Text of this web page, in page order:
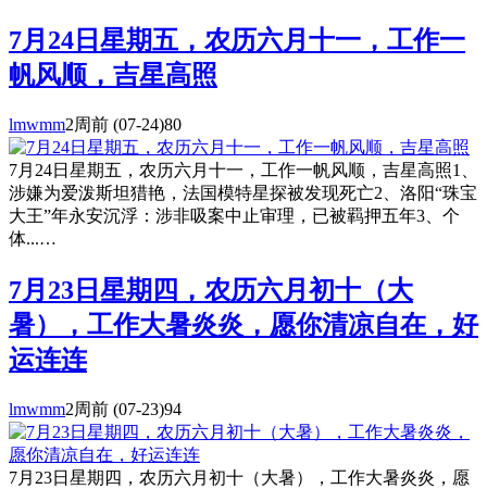
7月24日星期五，农历六月十一，工作一
帆风顺，吉星高照
lmwmm2周前 (07-24)80
7月24日星期五，农历六月十一，工作一帆风顺，吉星高照1、
涉嫌为爱泼斯坦猎艳，法国模特星探被发现死亡2、洛阳“珠宝
大王”年永安沉浮：涉非吸案中止审理，已被羁押五年3、个
体...…
7月23日星期四，农历六月初十（大
暑），工作大暑炎炎，愿你清凉自在，好
运连连
lmwmm2周前 (07-23)94
7月23日星期四，农历六月初十（大暑），工作大暑炎炎，愿